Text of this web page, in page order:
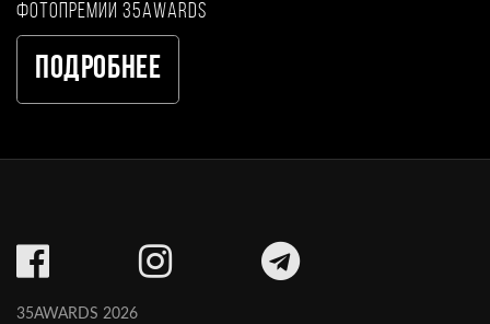
фотопремии 35AWARDS
Подробнее
35AWARDS 2026